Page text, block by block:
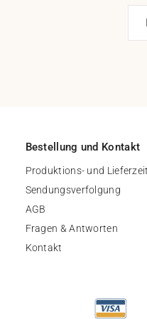
Bestellung und Kontakt
Produktions- und
Sendungsverfolgung
AGB
Fragen & Antworten
Kontakt